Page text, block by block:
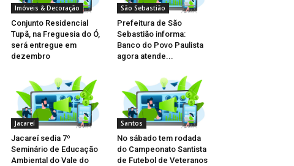
Imóveis & Decoração
Conjunto Residencial
Tupã, na Freguesia do Ó,
será entregue em
dezembro
São Sebastião
Prefeitura de São
Sebastião informa:
Banco do Povo Paulista
agora atende...
Jacareí
Jacareí sedia 7º
Seminário de Educação
Ambiental do Vale do
Santos
No sábado tem rodada
do Campeonato Santista
de Futebol de Veteranos